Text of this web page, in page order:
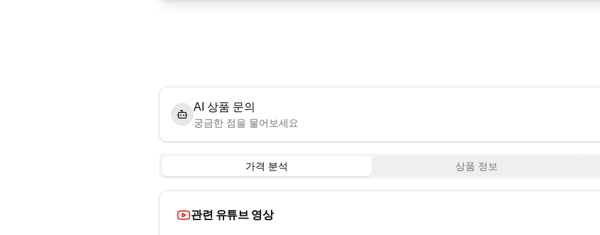
AI 상품 문의
궁금한 점을 물어보세요
가격 분석 상품 정보
관련 유튜브 영상